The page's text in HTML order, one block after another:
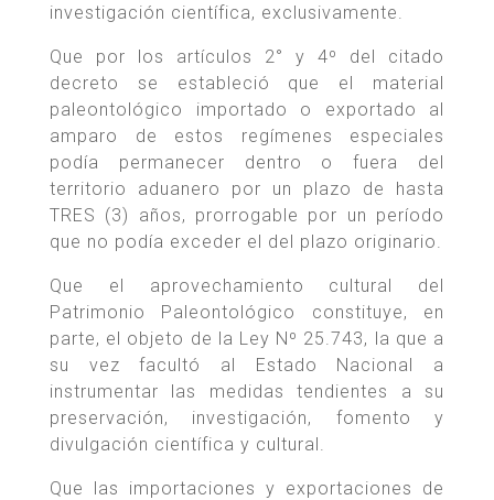
investigación científica, exclusivamente.
Que por los artículos 2° y 4º del citado
decreto se estableció que el material
paleontológico importado o exportado al
amparo de estos regímenes especiales
podía permanecer dentro o fuera del
territorio aduanero por un plazo de hasta
TRES (3) años, prorrogable por un período
que no podía exceder el del plazo originario.
Que el aprovechamiento cultural del
Patrimonio Paleontológico constituye, en
parte, el objeto de la Ley Nº 25.743, la que a
su vez facultó al Estado Nacional a
instrumentar las medidas tendientes a su
preservación, investigación, fomento y
divulgación científica y cultural.
Que las importaciones y exportaciones de